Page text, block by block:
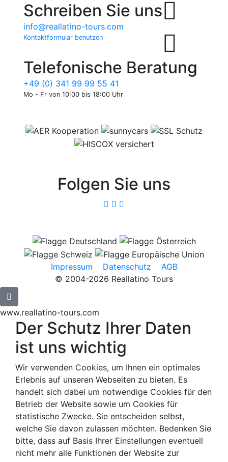
Schreiben Sie uns
info@reallatino-tours.com
Kontaktformular benutzen
Telefonische Beratung
+49 (0) 341 99 99 55 41
Mo - Fr von 10:00 bis 18:00 Uhr
Folgen Sie uns
Impressum Datenschutz
AGB
© 2004-2026 Reallatino Tours
www.reallatino-tours.com
Der Schutz Ihrer Daten
ist uns wichtig
Wir verwenden Cookies, um Ihnen ein optimales
Erlebnis auf unseren Webseiten zu bieten. Es
handelt sich dabei um notwendige Cookies für den
Betrieb der Website sowie um Cookies für
statistische Zwecke. Sie entscheiden selbst,
welche Sie davon zulassen möchten. Bedenken Sie
bitte, dass auf Basis Ihrer Einstellungen eventuell
nicht mehr alle Funktionen der Website zur